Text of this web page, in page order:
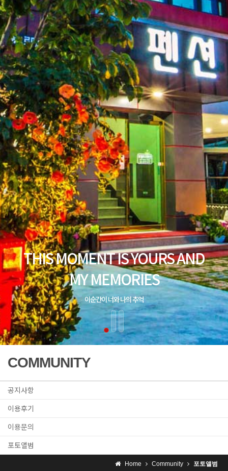
COMMUNITY
공지사항
이용후기
이용문의
포토앨범
Home Community 포토앨범